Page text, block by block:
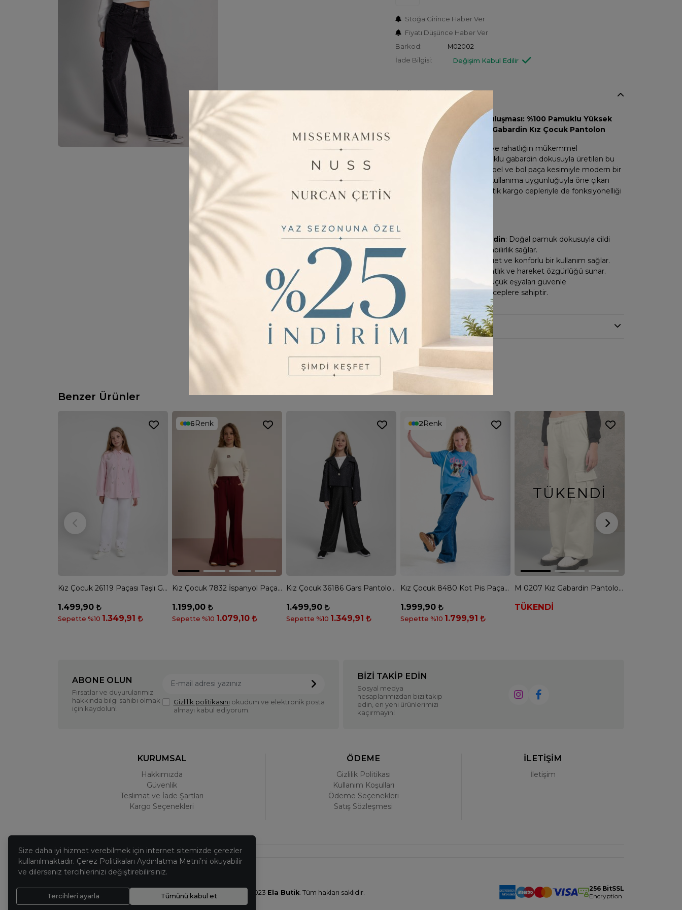
Stoğa Girince Haber Ver
Fiyatı Düşünce Haber Ver
Barkod:
M02002
İade Bilgisi:
Değişim Kabul Edilir
Zarafetin ve Konforun Buluşması: %100 Pamuklu Yüksek
Bel Bol Paça Kargo Cepli Gabardin Kız Çocuk Pantolon
Küçük prensesiniz için tarz ve rahatlığın mükemmel
kombinasyonu! %100 pamuklu gabardin dokusuyla üretilen bu
kız çocuk pantolon, yüksek bel ve bol paça kesimiyle modern bir
görünüm sunuyor. Günlük kullanıma uygunluğuyla öne çıkan
pantolon, aynı zamanda pratik kargo cepleriyle de fonksiyonelliği
%100 Pamuklu Gabardin: Doğal pamuk dokusuyla cildi
rahat ettirir ve nefes alabilirlik sağlar.
: Şık bir siluet ve konforlu bir kullanım sağlar.
: Rahatlık ve hareket özgürlüğü sunar.
: Küçük eşyaları güvenle
taşıyabileceğiniz pratik ceplere sahiptir.
YORUMLAR
Benzer Ürünler
Kız Çocuk 26119 Paçası Taşlı Gars Pantolon - BEYAZ
1.499,90
Sepette %10 1.349,91
6Renk
Kız Çocuk 7832 İspanyol Paça Pantolon - BORDO
1.199,00
Sepette %10 1.079,10
Kız Çocuk 36186 Gars Pantolon - SİYAH
1.499,90
Sepette %10 1.349,91
2Renk
Kız Çocuk 8480 Kot Pis Paça Pantolon - MAVİ
1.999,90
Sepette %10 1.799,91
TÜKENDI
M 0207 Kız Gabardin Pantolon 9-14 YAŞ - KREM
TÜKENDİ
ABONE OLUN
Fırsatlar ve duyurularımız
hakkında bilgi sahibi olmak
için kaydolun!
Gizlilik politikasını okudum ve elektronik posta
almayı kabul ediyorum.
BIZI TAKIP EDIN
Sosyal medya
hesaplarımızdan bizi takip
edin, en yeni ürünlerimizi
kaçırmayın!
KURUMSAL
Hakkımızda
Güvenlik
Teslimat ve İade Şartları
Kargo Seçenekleri
ÖDEME
Gizlilik Politikası
Kullanım Koşulları
Ödeme Seçenekleri
Satış Sözleşmesi
İLETİŞİM
İletişim
© 2023 Ela Butik. Tüm hakları saklıdır.
256 BitSSL
Encryption
Size daha iyi hizmet verebilmek için internet sitemizde çerezler
kullanılmaktadır. Çerez Politikaları Aydınlatma Metni’ni okuyabilir
ve dilerseniz tercihlerinizi değiştirebilirsiniz.
Tercihleri ayarla Tümünü kabul et